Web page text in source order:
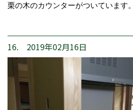
栗の木のカウンターがついています。
16. 2019年02月16日